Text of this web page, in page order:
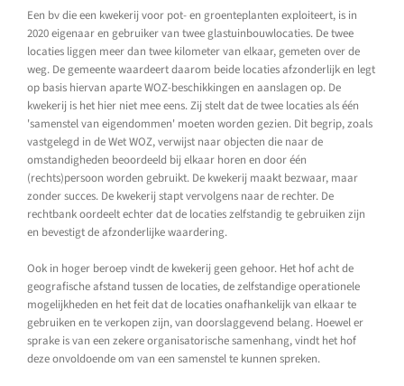
Een bv die een kwekerij voor pot- en groenteplanten exploiteert, is in
2020 eigenaar en gebruiker van twee glastuinbouwlocaties. De twee
locaties liggen meer dan twee kilometer van elkaar, gemeten over de
weg. De gemeente waardeert daarom beide locaties afzonderlijk en legt
op basis hiervan aparte WOZ-beschikkingen en aanslagen op. De
kwekerij is het hier niet mee eens. Zij stelt dat de twee locaties als één
'samenstel van eigendommen' moeten worden gezien. Dit begrip, zoals
vastgelegd in de Wet WOZ, verwijst naar objecten die naar de
omstandigheden beoordeeld bij elkaar horen en door één
(rechts)persoon worden gebruikt. De kwekerij maakt bezwaar, maar
zonder succes. De kwekerij stapt vervolgens naar de rechter. De
rechtbank oordeelt echter dat de locaties zelfstandig te gebruiken zijn
en bevestigt de afzonderlijke waardering.
Ook in hoger beroep vindt de kwekerij geen gehoor. Het hof acht de
geografische afstand tussen de locaties, de zelfstandige operationele
mogelijkheden en het feit dat de locaties onafhankelijk van elkaar te
gebruiken en te verkopen zijn, van doorslaggevend belang. Hoewel er
sprake is van een zekere organisatorische samenhang, vindt het hof
deze onvoldoende om van een samenstel te kunnen spreken.